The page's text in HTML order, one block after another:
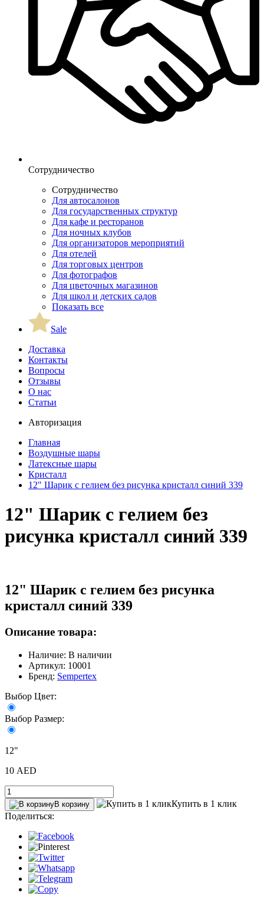
Сотрудничество
Сотрудничество
Для автосалонов
Для государственных структур
Для кафе и ресторанов
Для ночных клубов
Для организаторов мероприятий
Для отелей
Для торговых центров
Для фотографов
Для цветочных магазинов
Для школ и детских садов
Показать все
Sale
Доставка
Контакты
Вопросы
Отзывы
О нас
Статьи
Авторизация
Главная
Воздушные шары
Латексные шары
Кристалл
12" Шарик с гелием без рисунка кристалл синий 339
12" Шарик с гелием без
рисунка кристалл синий 339
12" Шарик с гелием без рисунка
кристалл синий 339
Описание товара:
Наличие: В наличии
Артикул: 10001
Бренд: Sempertex
Выбор Цвет:
Выбор Размер:
12"
10 AED
В корзину
Купить в 1 клик
Поделиться: